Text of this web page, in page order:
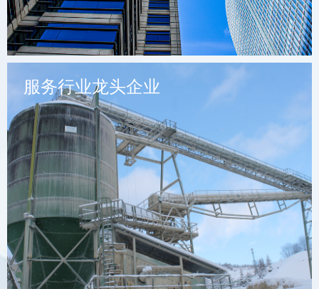
服务行业龙头企业